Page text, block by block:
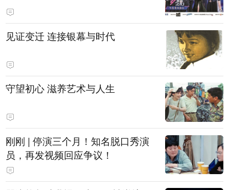
见证变迁 连接银幕与时代
守望初心 滋养艺术与人生
刚刚 | 停演三个月！知名脱口秀演
员，再发视频回应争议！